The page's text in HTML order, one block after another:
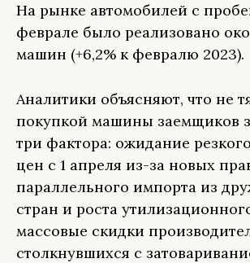
На рынке автомобилей с
феврале было реализовано
машин (+6,2% к февралю 2023).
Аналитики объясняют, что не
покупкой машины заемщиков
три фактора: ожидание
цен с 1 апреля из-за новых
параллельного импорта из
стран и роста
массовые скидки
столкнувшихся с